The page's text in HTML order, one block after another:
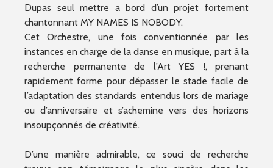
Dupas seul mettre a bord d’un projet fortement
chantonnant MY NAMES IS NOBODY.
Cet Orchestre, une fois conventionnée par les
instances en charge de la danse en musique, part à la
recherche permanente de l’Art YES !, prenant
rapidement forme pour dépasser le stade facile de
l’adaptation des standards entendus lors de mariage
ou d’anniversaire et s’achemine vers des horizons
insoupçonnés de créativité.
D’une manière admirable, ce souci de recherche